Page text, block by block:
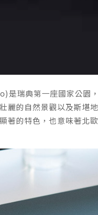
是瑞典第一座國家公園
麗的自然景觀以及斯堪
著的特色，也意味著